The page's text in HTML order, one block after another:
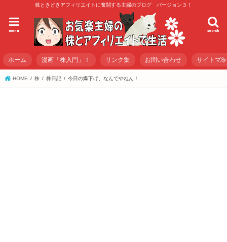
株ときどきアフィリエイトに奮闘する主婦のブログ バージョン３！
search
menu
ホーム 漫画「株入門」！ リンク集 お問い合わせ サイトマ
HOME 株 株日記 今日の爆下げ、なんでやねん！